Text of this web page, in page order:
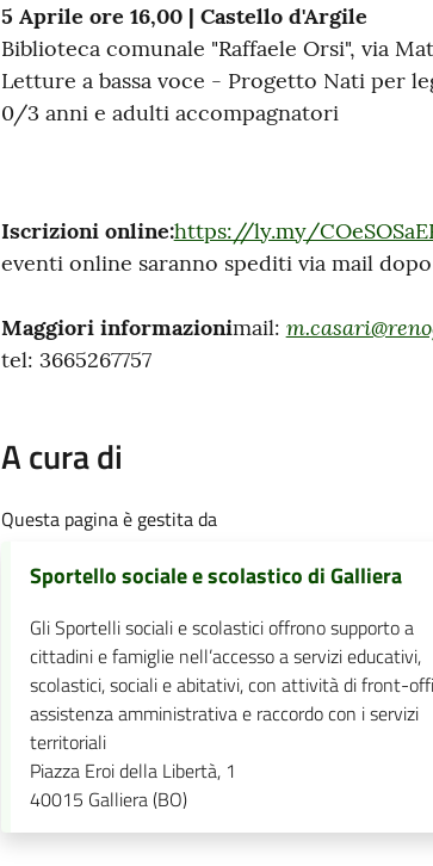
5 Aprile ore 16,00 | Castello d'Argile
Biblioteca comunale "Raffaele Orsi", via
Letture a bassa voce - Progetto Nati per
0/3 anni e adulti accompagnatori
Iscrizioni online:https://ly.my/
eventi online saranno spediti via mail
Maggiori informazionimail:
tel: 3665267757
A cura di
Questa pagina è gestita da
Sportello sociale e scolastico di Galliera
Gli Sportelli sociali e scolastici offrono supporto a
cittadini e famiglie nell’accesso a servizi educativi,
scolastici, sociali e abitativi, con attività di front-
assistenza amministrativa e raccordo con i servizi
territoriali
Piazza Eroi della Libertà, 1
40015 Galliera (BO)